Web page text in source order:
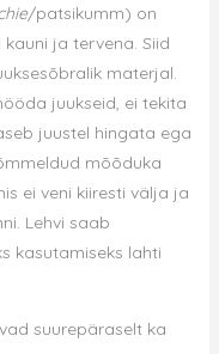
/patsikumm) on
kauni ja tervena. Siid
materjal.
juukseid, ei tekita
juustel hingata ega
mõõduka
ei veni kiiresti välja ja
Lehvi saab
kasutamiseks lahti
suurepäraselt ka